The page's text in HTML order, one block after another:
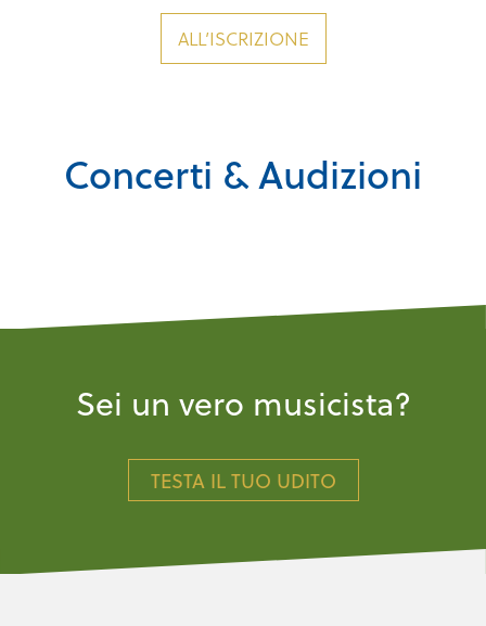
ALL’ISCRIZIONE
Concerti & Audizioni
Sei un vero musicista?
TESTA IL TUO UDITO